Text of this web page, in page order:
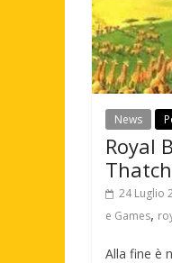
News
Royal
24 Luglio
e Games,
Alla fine è